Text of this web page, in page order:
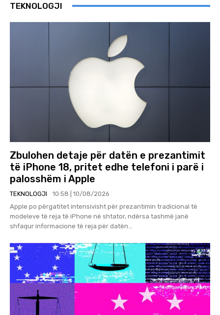
TEKNOLOGJI
Zbulohen detaje për datën e prezantimit
të iPhone 18, pritet edhe telefoni i parë i
palosshëm i Apple
TEKNOLOGJI
10:58 | 10/08/2026
Apple po përgatitet intensivisht për prezantimin tradicional të
modeleve të reja të iPhone në shtator, ndërsa tashmë janë
shfaqur informacione të reja për datën...